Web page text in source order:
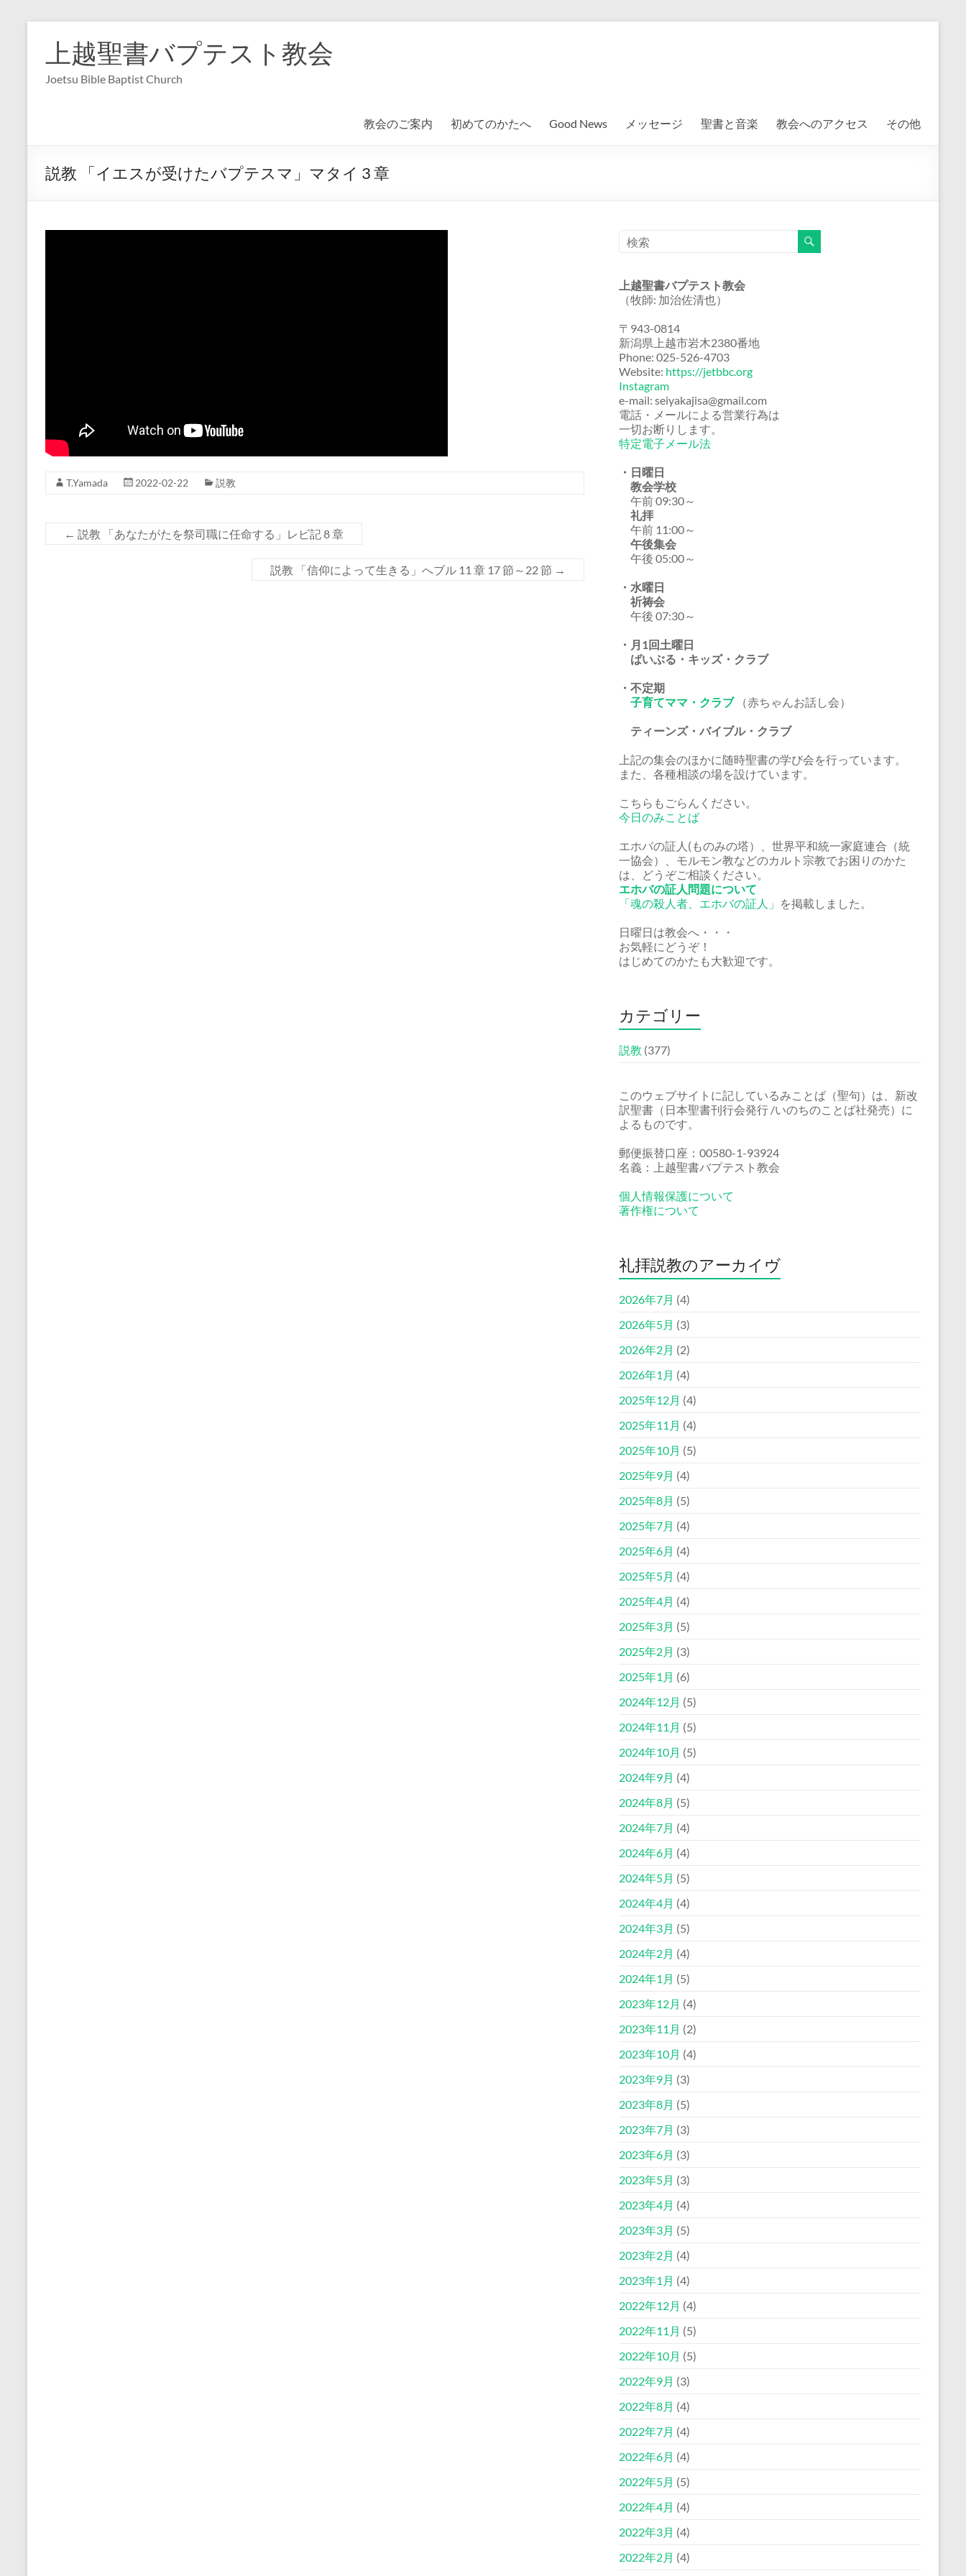
上越聖書バプテスト教会
Joetsu Bible Baptist Church
教会のご案内 初めてのかたへ Good News メッセージ 聖書と音楽 教会へのアクセス その他
説教 「イエスが受けたバプテスマ」マタイ 3 章
T.Yamada 2022-02-22 説教
← 説教 「あなたがたを祭司職に任命する」レビ記 8 章
説教 「信仰によって生きる」へブル 11 章 17 節～22 節 →
上越聖書バプテスト教会
（牧師: 加治佐清也）
〒943-0814
新潟県上越市岩木2380番地
Phone: 025-526-4703
Website: https://jetbbc.org
Instagram
e-mail: seiyakajisa@gmail.com
電話・メールによる営業行為は
一切お断りします。
特定電子メール法
・日曜日
教会学校
午前 09:30～
礼拝
午前 11:00～
午後集会
午後 05:00～
・水曜日
祈祷会
午後 07:30～
・月1回土曜日
ばいぶる・キッズ・クラブ
・不定期
子育てママ・クラブ（赤ちゃんお話し会）
ティーンズ・バイブル・クラブ
上記の集会のほかに随時聖書の学び会を行っています。
また、各種相談の場を設けています。
こちらもごらんください。
今日のみことば
エホバの証人(ものみの塔）、世界平和統一家庭連合（統
一協会）、モルモン教などのカルト宗教でお困りのかた
は、どうぞご相談ください。
エホバの証人問題について
「魂の殺人者、エホバの証人」 を掲載しました。
日曜日は教会へ・・・
お気軽にどうぞ！
はじめてのかたも大歓迎です。
カテゴリー
説教 (377)
このウェブサイトに記しているみことば（聖句）は、新改
訳聖書（日本聖書刊行会発行 /いのちのことば社発売）に
よるものです。
郵便振替口座：00580-1-93924
名義：上越聖書バプテスト教会
個人情報保護について
著作権について
礼拝説教のアーカイヴ
2026年7月 (4)
2026年5月 (3)
2026年2月 (2)
2026年1月 (4)
2025年12月 (4)
2025年11月 (4)
2025年10月 (5)
2025年9月 (4)
2025年8月 (5)
2025年7月 (4)
2025年6月 (4)
2025年5月 (4)
2025年4月 (4)
2025年3月 (5)
2025年2月 (3)
2025年1月 (6)
2024年12月 (5)
2024年11月 (5)
2024年10月 (5)
2024年9月 (4)
2024年8月 (5)
2024年7月 (4)
2024年6月 (4)
2024年5月 (5)
2024年4月 (4)
2024年3月 (5)
2024年2月 (4)
2024年1月 (5)
2023年12月 (4)
2023年11月 (2)
2023年10月 (4)
2023年9月 (3)
2023年8月 (5)
2023年7月 (3)
2023年6月 (3)
2023年5月 (3)
2023年4月 (4)
2023年3月 (5)
2023年2月 (4)
2023年1月 (4)
2022年12月 (4)
2022年11月 (5)
2022年10月 (5)
2022年9月 (3)
2022年8月 (4)
2022年7月 (4)
2022年6月 (4)
2022年5月 (5)
2022年4月 (4)
2022年3月 (4)
2022年2月 (4)